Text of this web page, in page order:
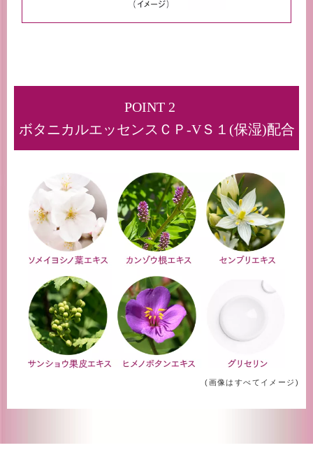
POINT 2
ボタニカルエッセンスＣＰ-VＳ１(保湿)配合
(画像はすべてイメージ)